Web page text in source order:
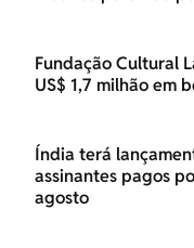
Fundação Cultural
US$ 1,7 milhão em
Índia terá
assinantes pagos
agosto